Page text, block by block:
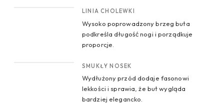
LINIA CHOLEWKI
Wysoko poprowadzony brzeg buta
podkreśla długość nogi i porządkuje
proporcje.
SMUKŁY NOSEK
Wydłużony przód dodaje fasonowi
lekkości i sprawia, że but wygląda
bardziej elegancko.